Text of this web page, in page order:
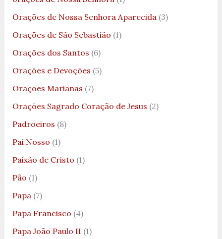
Orações de Nossa Senhora Aparecida (3)
Orações de São Sebastião (1)
Orações dos Santos (6)
Orações e Devoções (5)
Orações Marianas (7)
Orações Sagrado Coração de Jesus (2)
Padroeiros (8)
Pai Nosso (1)
Paixão de Cristo (1)
Pão (1)
Papa (7)
Papa Francisco (4)
Papa João Paulo II (1)